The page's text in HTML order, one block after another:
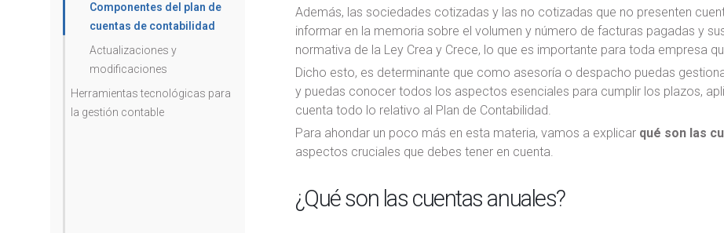
Componentes del plan de
cuentas de contabilidad
Actualizaciones y
modificaciones
Herramientas tecnológicas para
la gestión contable
Además, las sociedades cotizadas y las no cotizadas que no presenten
informar en la memoria sobre el volumen y número de facturas pagadas y
normativa de la Ley Crea y Crece, lo que es importante para toda empresa
Dicho esto, es determinante que como asesoría o despacho puedas
y puedas conocer todos los aspectos esenciales para cumplir los plazos,
cuenta todo lo relativo al Plan de Contabilidad.
Para ahondar un poco más en esta materia, vamos a explicar qué son las
aspectos cruciales que debes tener en cuenta.
¿Qué son las cuentas anuales?